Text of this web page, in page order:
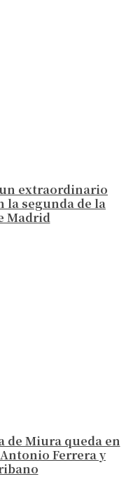
extraordinario
la segunda de la
Madrid
de Miura queda en
Ferrera y